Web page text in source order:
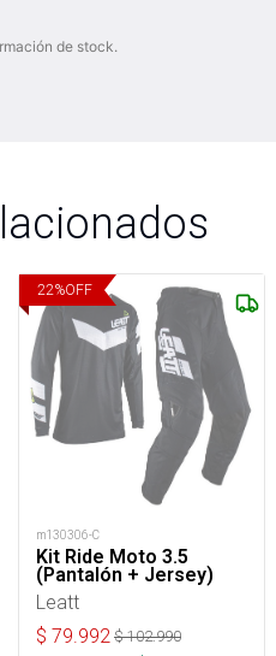
de stock.
22%OFF
m130306-C
Kit Ride Moto 3.5
(Pantalón + Jersey)
Leatt
$ 79.992 $102.990